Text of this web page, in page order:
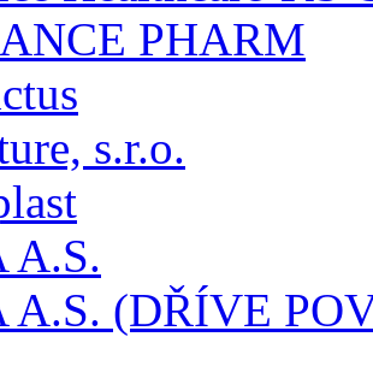
PHARM
s.r.o.
A.S.
A.S. (DŘÍVE